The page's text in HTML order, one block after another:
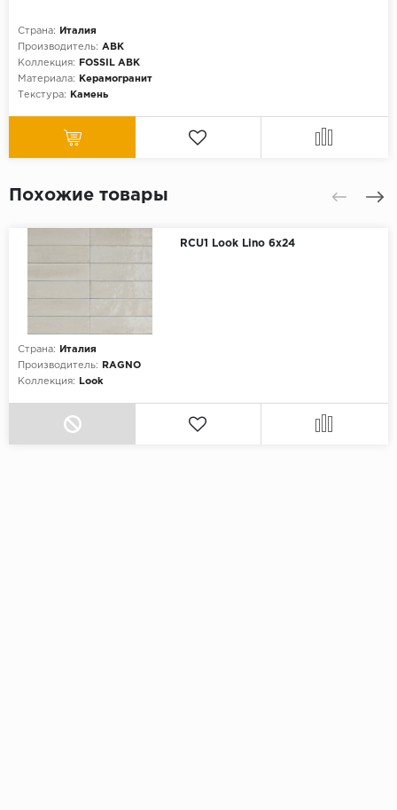
Страна:
Италия
Производитель: ABK
Коллекция:
FOSSIL ABK
Материала:
Керамогранит
Текстура:
Камень
Похожие товары
RCU1 Look Lino 6x24
Страна:
Италия
Производитель:
RAGNO
Коллекция:
Look